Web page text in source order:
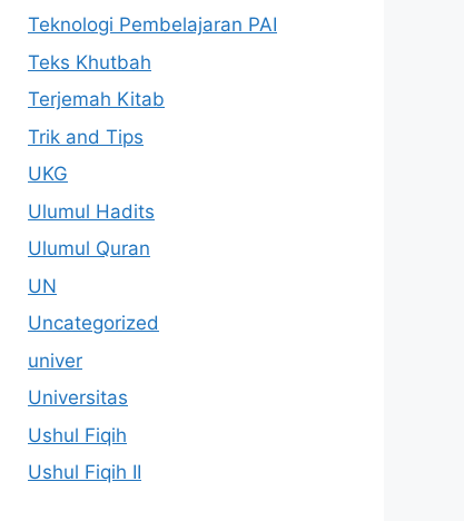
Teknologi Pembelajaran PAI
Teks Khutbah
Terjemah Kitab
Trik and Tips
UKG
Ulumul Hadits
Ulumul Quran
UN
Uncategorized
univer
Universitas
Ushul Fiqih
Ushul Fiqih II